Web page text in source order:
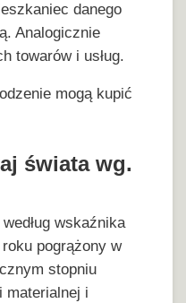
danego
Analogicznie
towarów i usług.
mogą kupić
świata wg.
wskaźnika
pogrążony w
stopniu
materialnej i